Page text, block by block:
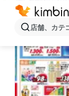
店舗、カテ